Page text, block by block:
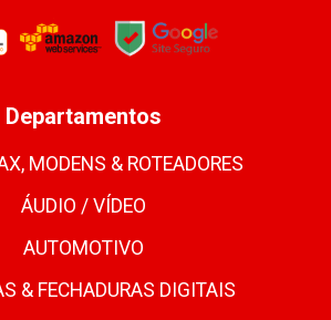
Departamentos
MODENS & ROTEADORES
ÁUDIO / VÍDEO
AUTOMOTIVO
& FECHADURAS DIGITAIS